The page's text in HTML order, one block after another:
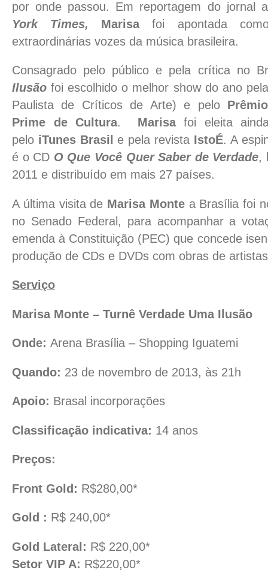
por onde passou. Em reportagem do jornal
York Times,
Marisafoi apontada
extraordinárias vozes da música brasileira.
Consagrado pelo público e pela crítica no
Ilusãofoi escolhido o melhor show do ano
Paulista de Críticos de Arte) e pelo
Prime de Cultura. Marisafoi eleita
pelo iTunes Brasil e pela revista IstoÉ. A
é o CD O Que Você Quer Saber de Verdade,
2011 e distribuído em mais 27 países.
A última visita de Marisa Montea Brasília foi
no Senado Federal, para acompanhar a
emenda à Constituição (PEC) que concede
produção de CDs e DVDs com obras de
Serviço
Marisa Monte – Turnê Verdade Uma Ilusão
Onde: Arena Brasília – Shopping Iguatemi
Quando: 23 de novembro de 2013, às 21h
Apoio: Brasal incorporações
Classificação indicativa: 14 anos
Preços:
Front Gold: R$280,00*
Gold : R$ 240,00*
Gold Lateral: R$ 220,00*
Setor VIP A: R$220,00*